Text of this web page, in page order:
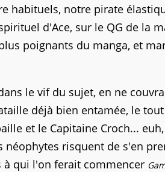
habituels, notre pirate
d'Ace, sur le QG de la
poignants du manga, et
le vif du sujet, en ne
déjà bien entamée, le
et le Capitaine Croch...
néophytes risquent de s'en
à qui l'on ferait commencer